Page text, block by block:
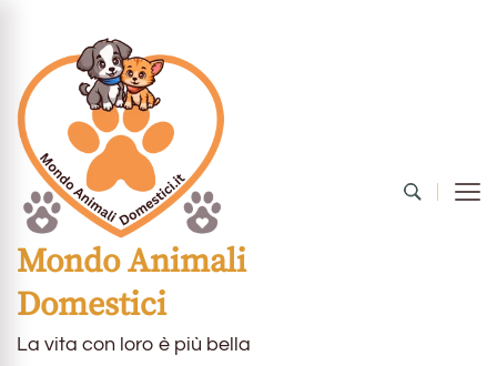
Mondo Animali
Domestici
La vita con loro è più bella